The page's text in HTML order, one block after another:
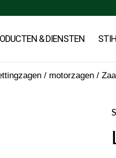
& DIENSTEN
/ motorzagen /